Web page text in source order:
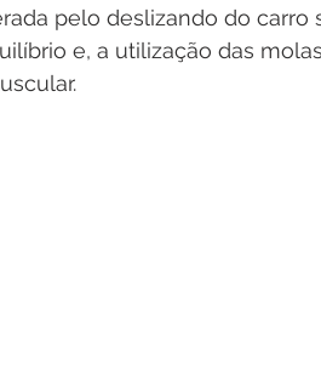
pelo deslizando do
e, a utilização das